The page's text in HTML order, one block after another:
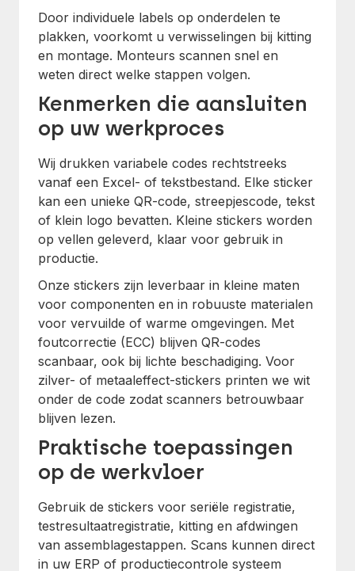
Door individuele labels op onderdelen te
plakken, voorkomt u verwisselingen bij kitting
en montage. Monteurs scannen snel en
weten direct welke stappen volgen.
Kenmerken die aansluiten
op uw werkproces
Wij drukken variabele codes rechtstreeks
vanaf een Excel- of tekstbestand. Elke sticker
kan een unieke QR-code, streepjescode, tekst
of klein logo bevatten. Kleine stickers worden
op vellen geleverd, klaar voor gebruik in
productie.
Onze stickers zijn leverbaar in kleine maten
voor componenten en in robuuste materialen
voor vervuilde of warme omgevingen. Met
foutcorrectie (ECC) blijven QR-codes
scanbaar, ook bij lichte beschadiging. Voor
zilver- of metaaleffect-stickers printen we wit
onder de code zodat scanners betrouwbaar
blijven lezen.
Praktische toepassingen
op de werkvloer
Gebruik de stickers voor seriële registratie,
testresultaatregistratie, kitting en afdwingen
van assemblagestappen. Scans kunnen direct
in uw ERP of productiecontrole systeem